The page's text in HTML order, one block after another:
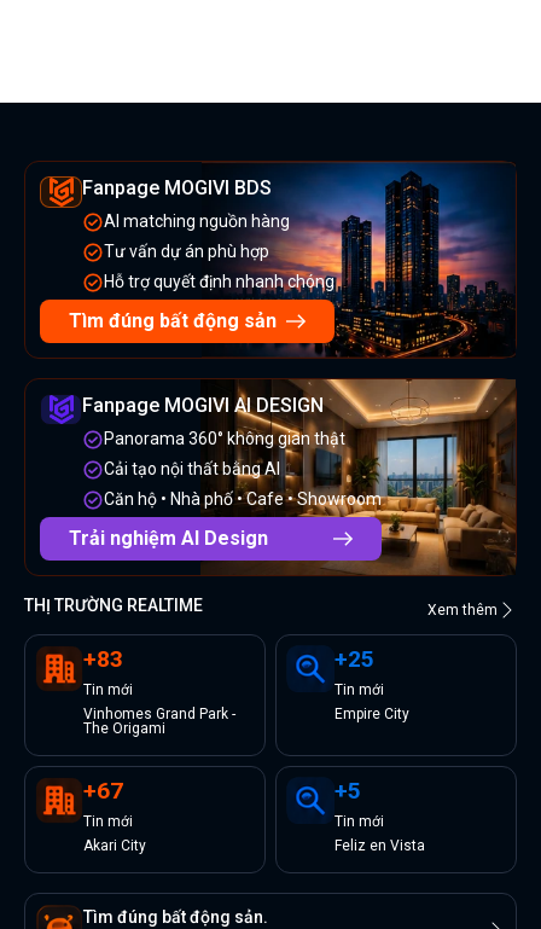
Fanpage MOGIVI BDS
AI matching nguồn hàng
Tư vấn dự án phù hợp
Hỗ trợ quyết định nhanh chóng
Tìm đúng bất động sản
Fanpage MOGIVI AI DESIGN
Panorama 360° không gian thật
Cải tạo nội thất bằng AI
Căn hộ • Nhà phố • Cafe • Showroom
Trải nghiệm AI Design
THỊ TRƯỜNG REALTIME Xem thêm
+83
Tin mới
Vinhomes Grand Park -
The Origami
+25
Tin mới
Empire City
+67
Tin mới
Akari City
+5
Tin mới
Feliz en Vista
Tìm đúng bất động sản.